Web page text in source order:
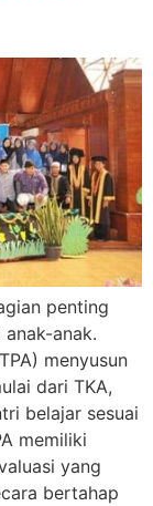
penting
anak.
menyusun
dari TKA,
belajar sesuai
memiliki
yang
bertahap